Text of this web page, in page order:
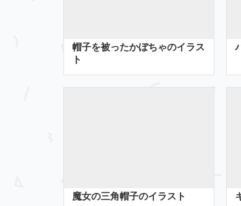
帽子を被ったかぼちゃのイラス
ト
魔女の三角帽子のイラスト